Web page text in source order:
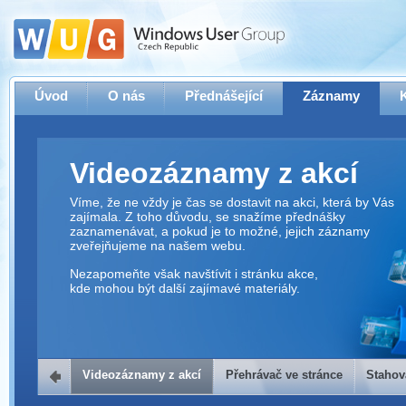
Úvod O nás Přednášející Záznamy
Videozáznamy z akcí
Víme, že ne vždy je čas se dostavit na akci, která by Vás
zajímala. Z toho důvodu, se snažíme přednášky
zaznamenávat, a pokud je to možné, jejich záznamy
zveřejňujeme na našem webu.
Nezapomeňte však navštívit i stránku akce,
kde mohou být další zajímavé materiály.
Přehrávač ve stránce
Videozáznamy z akcí Přehrávač ve stránce